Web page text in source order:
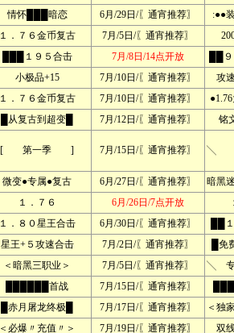
情怀███暗恋 6月/29日/〖通宵推荐〗
:●●
１．７６金币复古 7月/5日/〖通宵推荐〗
███１９５合击 7月/8日/14点开放
██
小极品+15 7月/10日/〖通宵推荐〗
攻
１．７６金币复古 7月/10日/〖通宵推荐〗
█从复古到超变█ 7月/12日/〖通宵推荐〗 铭
[ 第一季 ] 7月/15日/〖通宵推荐〗 ╲
微变●专属●复古 6月/27日/〖通宵推荐〗
暗黑
１．７６ 6月/26日/7点开放
１．８０星王合击 6月/30日/〖通宵推荐〗
██
星王+５攻速合击 7月/2日/〖通宵推荐〗
█
＜暗黑三职业＞ 7月/5日/〖通宵推荐〗
╲ 专
██████首战 7月/15日/〖通宵推荐〗
█赤月屠龙终极█ 7月/17日/〖通宵推荐〗
＜独
＜必爆〃充值〃＞ 7月/19日/〖通宵推荐〗
双